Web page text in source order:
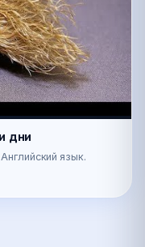
дни
язык.